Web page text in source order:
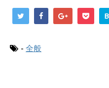
- 全般